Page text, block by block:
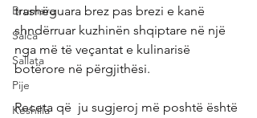
Brumera
Salca
Sallata
Pije
Keshilla
trashëguara brez pas brezi e kanë
shndërruar kuzhinën shqiptare në një
nga më të veçantat e kulinarisë
botërore në përgjithësi.
Receta që  ju sugjeroj më poshtë është